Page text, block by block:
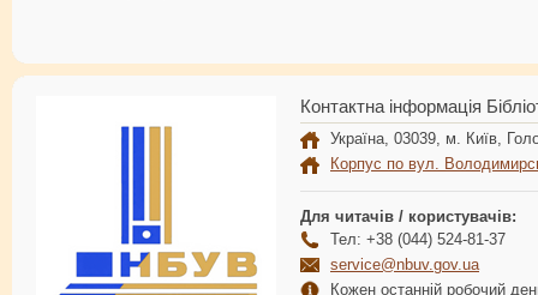
Контактна інформація
Україна, 03039, м. Київ,
Корпус по вул.
Для читачів / користувачів:
Тел: +38 (044) 524-81-37
service@nbuv.gov.ua
Кожен останній робочий